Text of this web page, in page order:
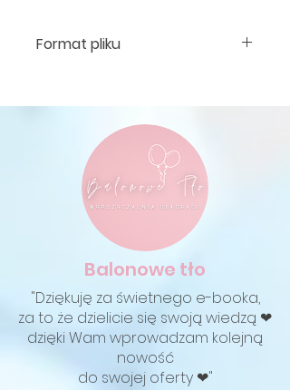
Format pliku
Balonowe tło
"Dziękuję za świetnego e-booka,
za to że dzielicie się swoją wiedzą ❤
dzięki Wam wprowadzam kolejną
nowość
do swojej oferty ❤"